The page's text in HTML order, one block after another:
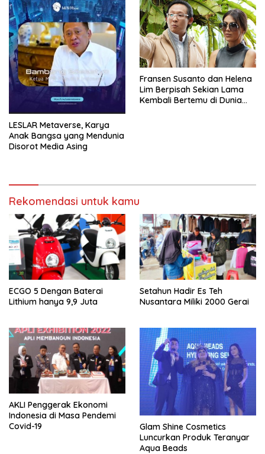
LESLAR Metaverse, Karya
Anak Bangsa yang Mendunia
Disorot Media Asing
Fransen Susanto dan Helena
Lim Berpisah Sekian Lama
Kembali Bertemu di Dunia
Rekomendasi untuk kamu
ECGO 5 Dengan Baterai
Lithium hanya 9,9 Juta
Setahun Hadir Es Teh
Nusantara Miliki 2000 Gerai
AKLI Penggerak Ekonomi
Indonesia di Masa Pendemi
Covid-19
Glam Shine Cosmetics
Luncurkan Produk Teranyar
Aqua Beads